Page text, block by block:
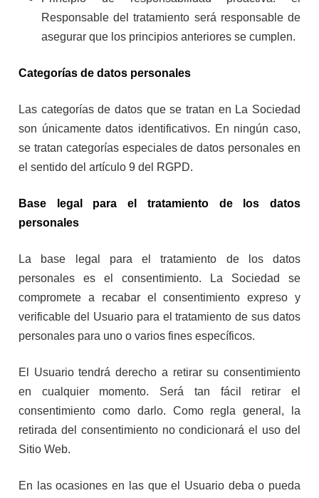
Responsable del tratamiento será responsable de
asegurar que los principios anteriores se cumplen.
Categorías de datos personales
Las categorías de datos que se tratan en La Sociedad
son únicamente datos identificativos. En ningún caso,
se tratan categorías especiales de datos personales en
el sentido del artículo 9 del RGPD.
Base legal para el tratamiento de los datos
personales
La base legal para el tratamiento de los datos
personales es el consentimiento. La Sociedad se
compromete a recabar el consentimiento expreso y
verificable del Usuario para el tratamiento de sus datos
personales para uno o varios fines específicos.
El Usuario tendrá derecho a retirar su consentimiento
en cualquier momento. Será tan fácil retirar el
consentimiento como darlo. Como regla general, la
retirada del consentimiento no condicionará el uso del
Sitio Web.
En las ocasiones en las que el Usuario deba o pueda